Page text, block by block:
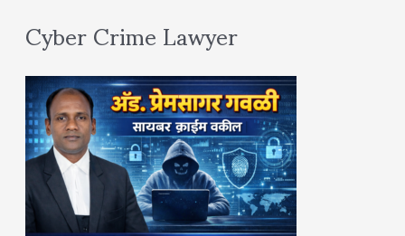
Cyber Crime Lawyer